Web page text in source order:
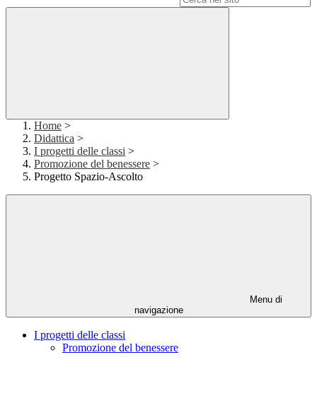
Home >
Didattica >
I progetti delle classi >
Promozione del benessere >
Progetto Spazio-Ascolto
Menu di
navigazione
I progetti delle classi
Promozione del benessere